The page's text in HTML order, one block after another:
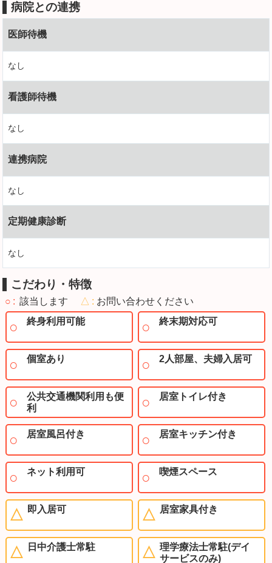
病院との連携
医師待機
なし
看護師待機
なし
連携病院
なし
定期健康診断
なし
こだわり・特徴
○ 該当します △
お問い合わせください
終身利用可能
終末期対応可
個室あり 2人部屋、夫婦入居可
公共交通機関利用も便
利
居室トイレ付き
居室風呂付き 居室キッチン付き
ネット利用可 喫煙スペース
即入居可 居室家具付き
日中介護士常駐
理学療法士常駐(デイ
サービスのみ)